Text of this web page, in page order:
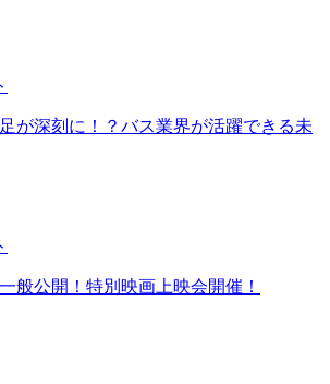
が深刻に！？バス業界が活躍できる未
般公開！特別映画上映会開催！